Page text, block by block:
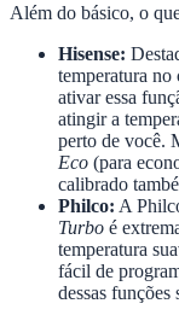
Além do básico, o
Hisense:
temperatura no
ativar essa
atingir a
perto de você.
Eco (para
calibrado
Philco: A
Turbo é
temperatura
fácil de
dessas